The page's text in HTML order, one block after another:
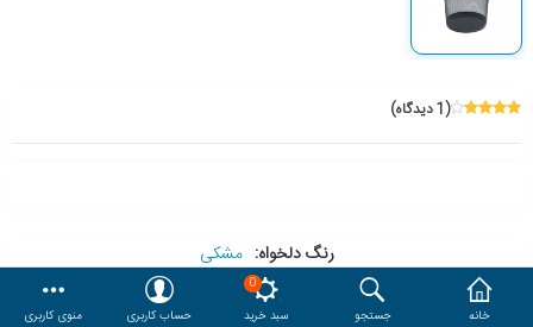
دسترسی کاربری
خانه جستجو
0
سبد خرید
حساب کاربری منوی کاربری
(1 دیدگاه)
رنگ دلخواه: مشکی